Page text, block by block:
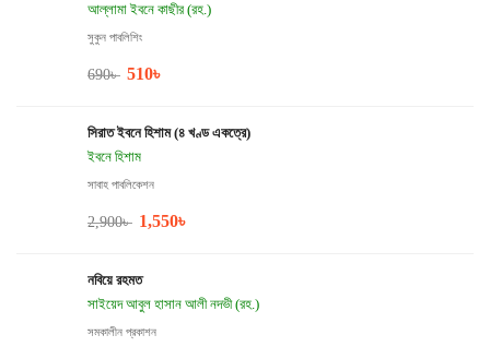
আল্লামা ইবনে কাছীর (রহ.)
সুকুন পাবলিশিং
690৳ 510৳
সিরাত ইবনে হিশাম (৪ খণ্ড একত্রে)
ইবনে হিশাম
সাবাহ পাবলিকেশন
2,900৳ 1,550৳
নবিয়ে রহমত
সাইয়েদ আবুল হাসান আলী নদভী (রহ.)
সমকালীন প্রকাশন